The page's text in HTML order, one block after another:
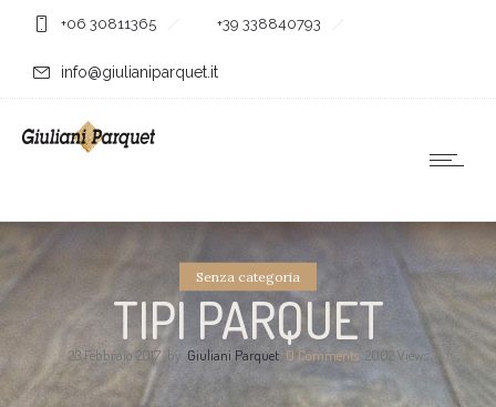
+06 30811365 +39 338840793
info@giulianiparquet.it
Senza categoria
TIPI PARQUET
23 Febbraio 2017 by Giuliani Parquet 0 Comments 2002 Views